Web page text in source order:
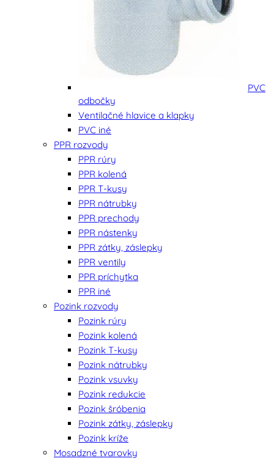
PVC
odbočky
Ventilačné hlavice a klapky
PVC iné
PPR rozvody
PPR rúry
PPR kolená
PPR T-kusy
PPR nátrubky
PPR prechody
PPR nástenky
PPR zátky, záslepky
PPR ventily
PPR príchytka
PPR iné
Pozink rozvody
Pozink rúry
Pozink kolená
Pozink T-kusy
Pozink nátrubky
Pozink vsuvky
Pozink redukcie
Pozink šróbenia
Pozink zátky, záslepky
Pozink kríže
Mosadzné tvarovky